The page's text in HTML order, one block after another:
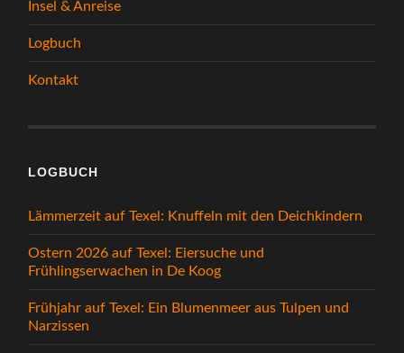
Insel & Anreise
Logbuch
Kontakt
LOGBUCH
Lämmerzeit auf Texel: Knuffeln mit den Deichkindern
Ostern 2026 auf Texel: Eiersuche und
Frühlingserwachen in De Koog
Frühjahr auf Texel: Ein Blumenmeer aus Tulpen und
Narzissen